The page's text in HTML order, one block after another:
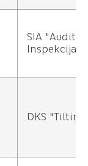
SIA
Inspekcija
DKS "Tiltiņi"